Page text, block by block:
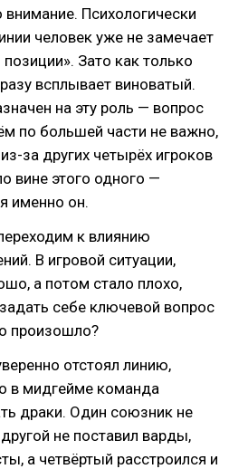
Психологически
человек уже не замечает
Зато как только
всплывает виноватый.
на эту роль — вопрос
по большей части не важно,
за других четырёх игроков
вине этого одного —
именно он.
к влиянию
В игровой ситуации,
а потом стало плохо,
себе ключевой вопрос
произошло?
отстоял линию,
в мидгейме команда
драки. Один союзник не
не поставил варды,
а четвёртый расстроился и